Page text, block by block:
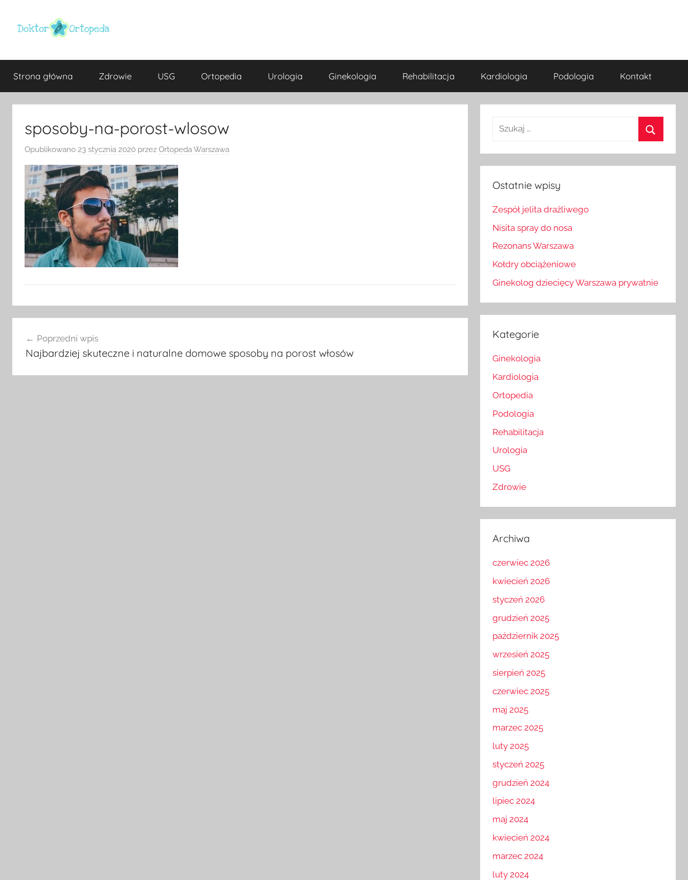
Doktor
ortopeda
Warszawa,
usg
dietetyk
Strona główna Zdrowie USG Ortopedia Urologia Ginekologia Rehabilitacja Kardiologia Podologia Kontakt
sposoby-na-porost-wlosow
Opublikowano 23 stycznia 2020 przez Ortopeda Warszawa
wpisuPoprzedni wpis
Najbardziej skuteczne i naturalne domowe sposoby na porost włosów
Szukaj:
Ostatnie wpisy
Zespół jelita drażliwego
Nisita spray do nosa
Rezonans Warszawa
Kołdry obciążeniowe
Ginekolog dziecięcy Warszawa prywatnie
Kategorie
Ginekologia
Kardiologia
Ortopedia
Podologia
Rehabilitacja
Urologia
USG
Zdrowie
Archiwa
czerwiec 2026
kwiecień 2026
styczeń 2026
grudzień 2025
październik 2025
wrzesień 2025
sierpień 2025
czerwiec 2025
maj 2025
marzec 2025
luty 2025
styczeń 2025
grudzień 2024
lipiec 2024
maj 2024
kwiecień 2024
marzec 2024
luty 2024